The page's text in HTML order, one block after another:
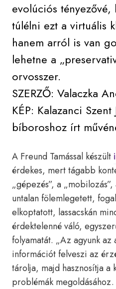
evolúciós
túlélni ezt a virtuális
hanem arról is van
lehetne a
orvosszer.
SZERZŐ: Valaczka
KÉP: Kalazanci Szent
bíboroshoz írt
A Freund Tamással készült
érdekes, mert tágabb
„gépezés”, a
untalan fölemlegetett,
elkoptatott, lassacskán
érdektelenné váló,
folyamatát. „Az agyunk
információt felveszi az
tárolja, majd hasznosítja
problémák